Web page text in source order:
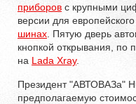
приборов с крупными
версии для
шинах Пятую дверь
кнопкой открывания, по
на Lada Xray.
Президент "АВТОВАЗа"
предполагаемую